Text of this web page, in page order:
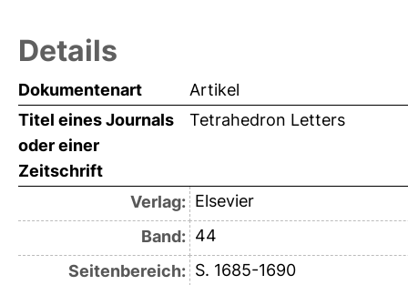
Details
Dokumentenart
Artikel
Titel eines Journals
oder einer
Zeitschrift
Tetrahedron Letters
Verlag: Elsevier
Band: 44
Seitenbereich: S. 1685-1690